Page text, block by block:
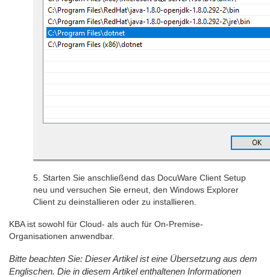
5. Starten Sie anschließend das DocuWare Client Setup
neu und versuchen Sie erneut, den Windows Explorer
Client zu deinstallieren oder zu installieren.
KBA ist sowohl für Cloud- als auch für On-Premise-
Organisationen anwendbar.
Bitte beachten Sie: Dieser Artikel ist eine Übersetzung aus dem
Englischen. Die in diesem Artikel enthaltenen Informationen